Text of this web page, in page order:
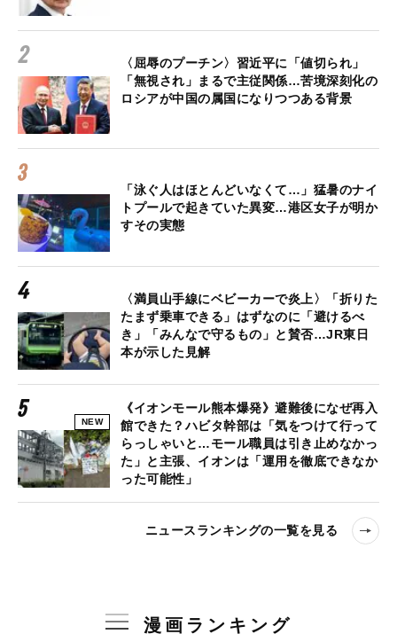
〈屈辱のプーチン〉習近平に「値切られ」
「無視され」まるで主従関係…苦境深刻化の
ロシアが中国の属国になりつつある背景
「泳ぐ人はほとんどいなくて…」猛暑のナイ
トプールで起きていた異変…港区女子が明か
すその実態
〈満員山手線にベビーカーで炎上〉「折りた
たまず乗車できる」はずなのに「避けるべ
き」「みんなで守るもの」と賛否…JR東日
本が示した見解
NEW
《イオンモール熊本爆発》避難後になぜ再入
館できた？ハビタ幹部は「気をつけて行って
らっしゃいと…モール職員は引き止めなかっ
た」と主張、イオンは「運用を徹底できなか
った可能性」
ニュースランキングの一覧を見る
漫画ランキング